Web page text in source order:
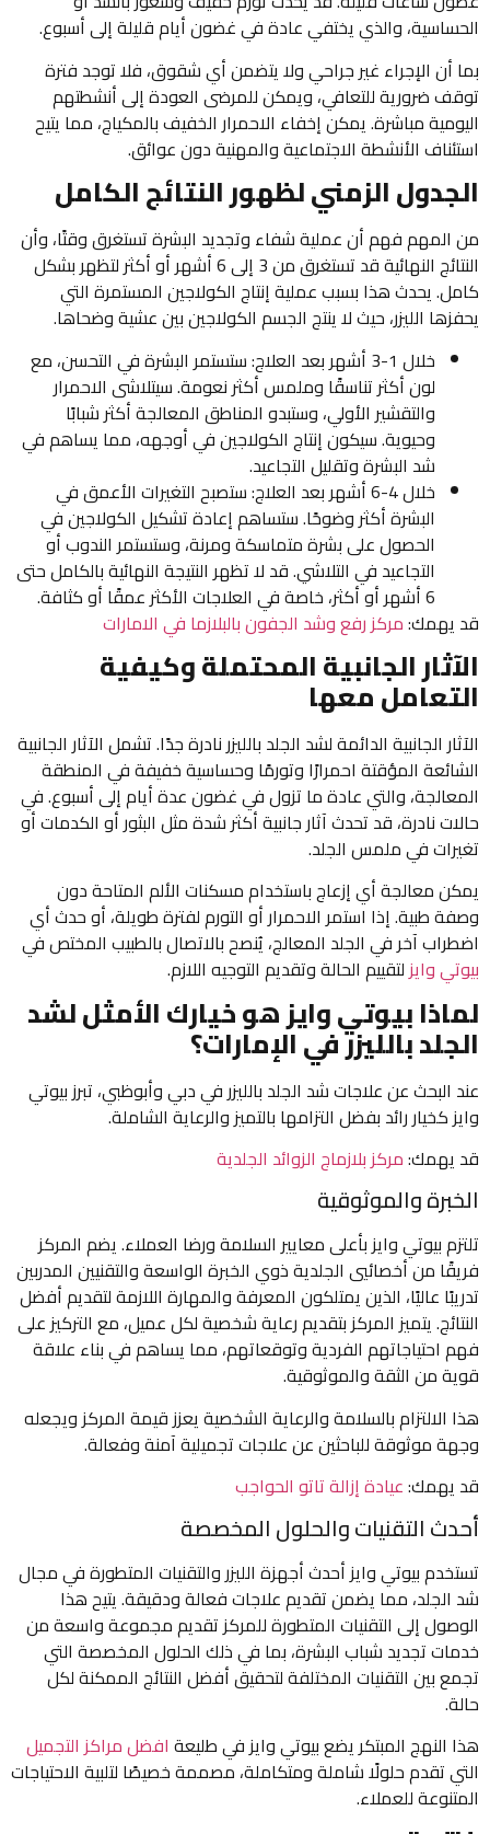
الحساسية، والذي يختفي عادة في غضون أيام قليلة إلى أسبوع.
بما أن الإجراء غير جراحي ولا يتضمن أي شقوق، فلا توجد فترة
توقف ضرورية للتعافي، ويمكن للمرضى العودة إلى أنشطتهم
اليومية مباشرة. يمكن إخفاء الاحمرار الخفيف بالمكياج، مما يتيح
استئناف الأنشطة الاجتماعية والمهنية دون عوائق.
الجدول الزمني لظهور النتائج الكامل
من المهم فهم أن عملية شفاء وتجديد البشرة تستغرق وقتًا، وأن
النتائج النهائية قد تستغرق من 3 إلى 6 أشهر أو أكثر لتظهر بشكل
كامل. يحدث هذا بسبب عملية إنتاج الكولاجين المستمرة التي
يحفزها الليزر، حيث لا ينتج الجسم الكولاجين بين عشية وضحاها.
خلال 1-3 أشهر بعد العلاج: ستستمر البشرة في التحسن، مع
لون أكثر تناسقًا وملمس أكثر نعومة. سيتلاشى الاحمرار
والتقشير الأولي، وستبدو المناطق المعالجة أكثر شبابًا
وحيوية. سيكون إنتاج الكولاجين في أوجهه، مما يساهم في
شد البشرة وتقليل التجاعيد.
خلال 4-6 أشهر بعد العلاج: ستصبح التغيرات الأعمق في
البشرة أكثر وضوحًا. ستساهم إعادة تشكيل الكولاجين في
الحصول على بشرة متماسكة ومرنة، وستستمر الندوب أو
التجاعيد في التلاشي. قد لا تظهر النتيجة النهائية بالكامل حتى
6 أشهر أو أكثر، خاصة في العلاجات الأكثر عمقًا أو كثافة.
قد يهمك:مركز رفع وشد الجفون بالبلازما في الامارات
الآثار الجانبية المحتملة وكيفية
التعامل معها
الآثار الجانبية الدائمة لشد الجلد بالليزر نادرة جدًا. تشمل الآثار الجانبية
الشائعة المؤقتة احمرارًا وتورمًا وحساسية خفيفة في المنطقة
المعالجة، والتي عادة ما تزول في غضون عدة أيام إلى أسبوع. في
حالات نادرة، قد تحدث آثار جانبية أكثر شدة مثل البثور أو الكدمات أو
تغيرات في ملمس الجلد.
يمكن معالجة أي إزعاج باستخدام مسكنات الألم المتاحة دون
وصفة طبية. إذا استمر الاحمرار أو التورم لفترة طويلة، أو حدث أي
اضطراب آخر في الجلد المعالج، يُنصح بالاتصال بالطبيب المختص في
بيوتي وايزلتقييم الحالة وتقديم التوجيه اللازم.
لماذا بيوتي وايز هو خيارك الأمثل لشد
الجلد بالليزر في الإمارات؟
عند البحث عن علاجات شد الجلد بالليزر في دبي وأبوظبي، تبرز بيوتي
وايز كخيار رائد بفضل التزامها بالتميز والرعاية الشاملة.
قد يهمك:مركز بلازماج الزوائد الجلدية
الخبرة والموثوقية
تلتزم بيوتي وايز بأعلى معايير السلامة ورضا العملاء. يضم المركز
فريقًا من أخصائيي الجلدية ذوي الخبرة الواسعة والتقنيين المدربين
تدريبًا عاليًا، الذين يمتلكون المعرفة والمهارة اللازمة لتقديم أفضل
النتائج. يتميز المركز بتقديم رعاية شخصية لكل عميل، مع التركيز على
فهم احتياجاتهم الفردية وتوقعاتهم، مما يساهم في بناء علاقة
قوية من الثقة والموثوقية.
هذا الالتزام بالسلامة والرعاية الشخصية يعزز قيمة المركز ويجعله
وجهة موثوقة للباحثين عن علاجات تجميلية آمنة وفعالة.
قد يهمك:عيادة إزالة تاتو الحواجب
أحدث التقنيات والحلول المخصصة
تستخدم بيوتي وايز أحدث أجهزة الليزر والتقنيات المتطورة في مجال
شد الجلد، مما يضمن تقديم علاجات فعالة ودقيقة. يتيح هذا
الوصول إلى التقنيات المتطورة للمركز تقديم مجموعة واسعة من
خدمات تجديد شباب البشرة، بما في ذلك الحلول المخصصة التي
تجمع بين التقنيات المختلفة لتحقيق أفضل النتائج الممكنة لكل
حالة.
هذا النهج المبتكر يضع بيوتي وايز في طليعة افضل مراكز التجميل
التي تقدم حلولًا شاملة ومتكاملة، مصممة خصيصًا لتلبية الاحتياجات
المتنوعة للعملاء.